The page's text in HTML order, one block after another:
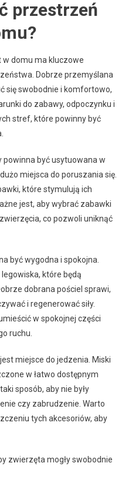
przestrzeń
domu ma kluczowe
Dobrze przemyślana
się swobodnie i komfortowo,
do zabawy, odpoczynku i
stref, które powinny być
być usytuowana w
miejsca do poruszania się.
które stymulują ich
jest, aby wybrać zabawki
co pozwoli uniknąć
być wygodna i spokojna.
które będą
dobrana pościel sprawi,
i regenerować siły.
w spokojnej części
ruchu.
miejsce do jedzenia. Miski
w łatwo dostępnym
sposób, aby nie były
czy zabrudzenie. Warto
tych akcesoriów, aby
zwierzęta mogły swobodnie